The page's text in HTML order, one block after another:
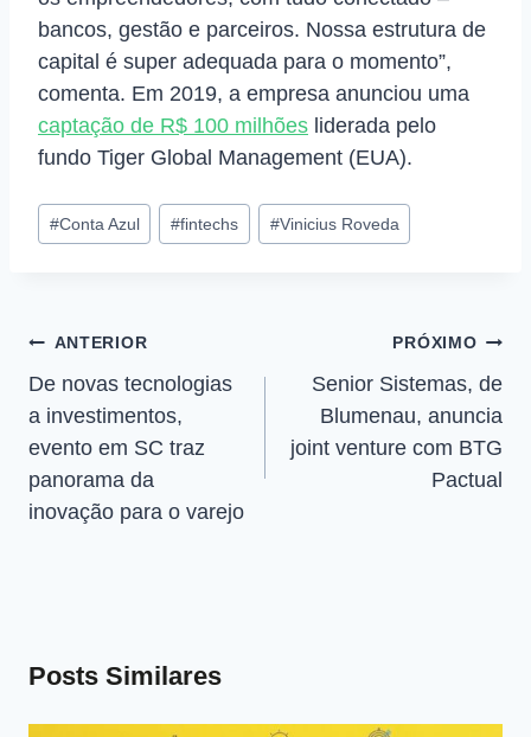
bancos, gestão e parceiros. Nossa estrutura de
capital é super adequada para o momento”,
comenta. Em 2019, a empresa anunciou uma
captação de R$ 100 milhões liderada pelo
fundo Tiger Global Management (EUA).
#Conta Azul #fintechs #Vinicius Roveda
ANTERIOR
De novas tecnologias
a investimentos,
evento em SC traz
panorama da
inovação para o varejo
PRÓXIMO
Senior Sistemas, de
Blumenau, anuncia
joint venture com BTG
Pactual
Posts Similares